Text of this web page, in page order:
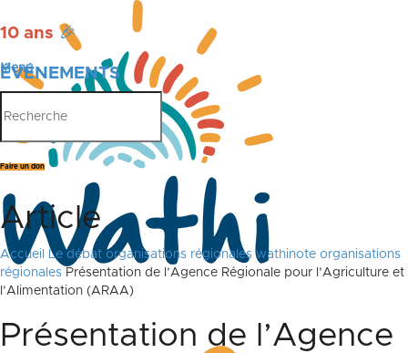
10 ans 🎉
ÉVÉNEMENTS
PUBLICATIONS
Menu
Faire un don
Article
Accueil Le débat organisations régionales wathinote organisations
régionales Présentation de l’Agence Régionale pour l’Agriculture et
l’Alimentation (ARAA)
Présentation de l’Agence